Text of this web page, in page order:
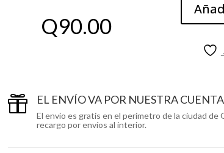
Q90.00
 EL ENVÍO VA POR NUESTRA
El envío es gratis en el perímetro de la ciudad de
recargo por envíos al interior.